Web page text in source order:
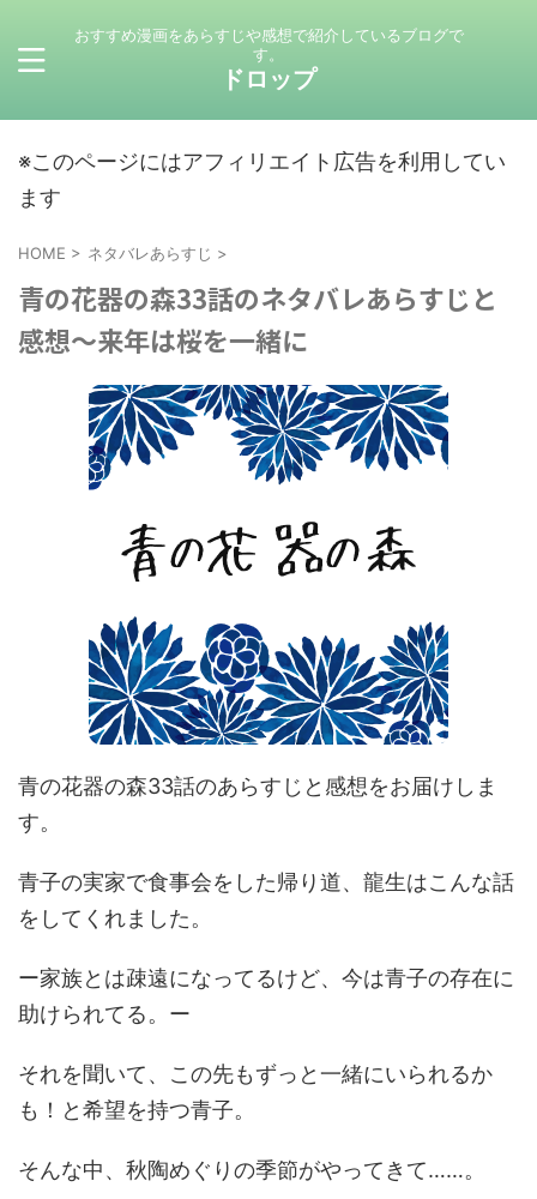
おすすめ漫画をあらすじや感想で紹介しているブログで
す。
ドロップ
※このページにはアフィリエイト広告を利用してい
ます
HOME > ネタバレあらすじ >
青の花器の森33話のネタバレあらすじと
感想～来年は桜を一緒に
青の花器の森33話のあらすじと感想をお届けしま
す。
青子の実家で食事会をした帰り道、龍生はこんな話
をしてくれました。
ー家族とは疎遠になってるけど、今は青子の存在に
助けられてる。ー
それを聞いて、この先もずっと一緒にいられるか
も！と希望を持つ青子。
そんな中、秋陶めぐりの季節がやってきて……。